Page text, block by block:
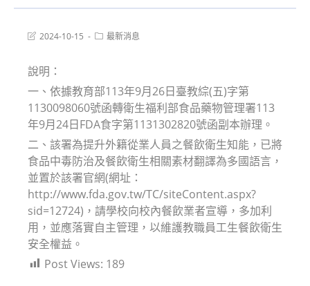
Post2024-10-15
Post最新消息
說明：
一、依據教育部113年9月26日臺教綜(五)字第
1130098060號函轉衛生福利部食品藥物管理署113
年9月24日FDA食字第1131302820號函副本辦理。
二、該署為提升外籍從業人員之餐飲衛生知能，已將
食品中毒防治及餐飲衛生相關素材翻譯為多國語言，
並置於該署官網(網址：
http://www.fda.gov.tw/TC/siteContent.aspx?
sid=12724)，請學校向校內餐飲業者宣導，多加利
用，並應落實自主管理，以維護教職員工生餐飲衛生
安全權益。
Post Views: 189